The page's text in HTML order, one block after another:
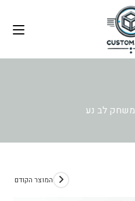
משחק לב נע
המוצר הקודם